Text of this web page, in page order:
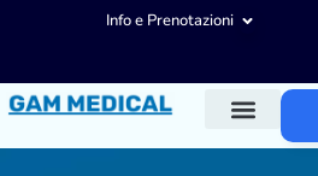
Info e Prenotazioni